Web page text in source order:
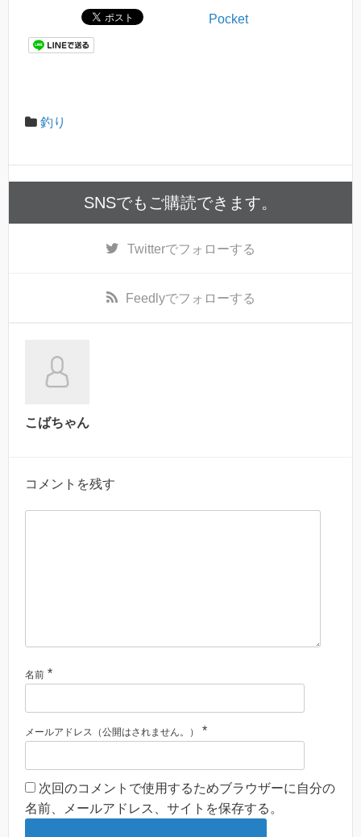
Pocket
釣り
SNSでもご購読できます。
Twitterでフォローする
Feedlyでフォローする
こばちゃん
コメントを残す
名前 *
メールアドレス（公開はされません。） *
次回のコメントで使用するためブラウザーに自分の
名前、メールアドレス、サイトを保存する。